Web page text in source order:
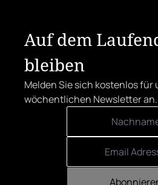
Auf dem
bleiben
Melden Sie sich kostenlos für
wöchentlichen Newsletter an.